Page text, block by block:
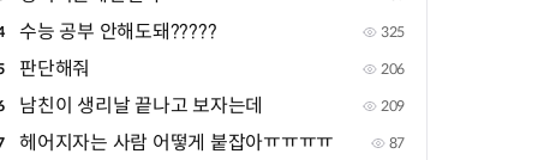
수능 공부 안해도돼????? 325
판단해줘 206
남친이 생리날 끝나고 보자는데 209
헤어지자는 사람 어떻게 붙잡아ㅠㅠㅠㅠ 87